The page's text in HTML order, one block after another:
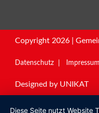
Copyright 2026 |
Datenschutz Impressum
Designed by UNIKAT
Diese Seite nutzt Website